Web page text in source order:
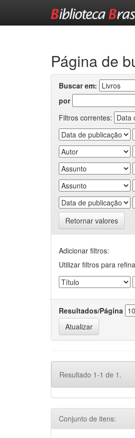
Página de
Buscar em:
por
Filtros correntes:
Retornar valores
Adicionar filtros:
Utilizar filtros para
Resultados/Página
Resultado 1-1 de 1.
Conjunto de itens: